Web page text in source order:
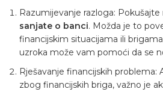
Razumijevanje razloga:
sanjate o banci. Možda je to
financijskim situacijama ili
uzroka može vam pomoći da se
Rješavanje financijskih problema:
zbog financijskih briga, važno je